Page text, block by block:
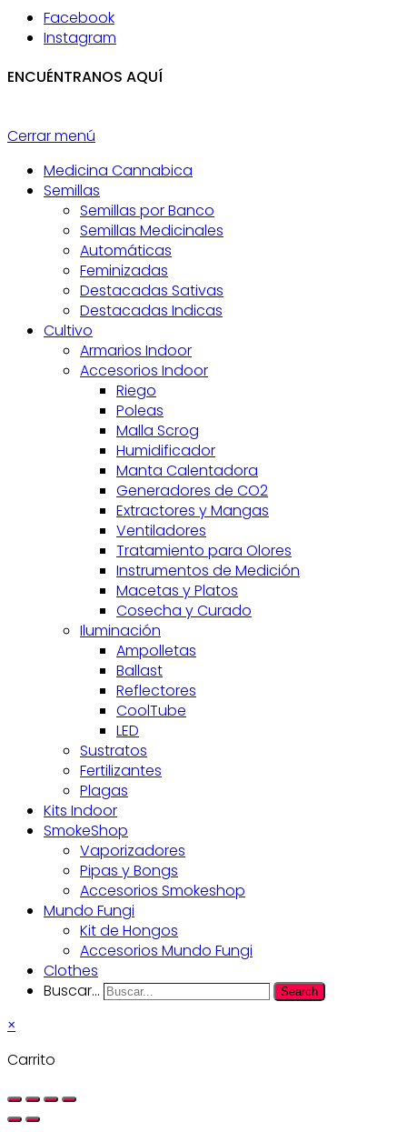
Facebook
Instagram
ENCUÉNTRANOS AQUÍ
Cerrar menú
Medicina Cannabica
Semillas
Semillas por Banco
Semillas Medicinales
Automáticas
Feminizadas
Destacadas Sativas
Destacadas Indicas
Cultivo
Armarios Indoor
Accesorios Indoor
Riego
Poleas
Malla Scrog
Humidificador
Manta Calentadora
Generadores de CO2
Extractores y Mangas
Ventiladores
Tratamiento para Olores
Instrumentos de Medición
Macetas y Platos
Cosecha y Curado
Iluminación
Ampolletas
Ballast
Reflectores
CoolTube
LED
Sustratos
Fertilizantes
Plagas
Kits Indoor
SmokeShop
Vaporizadores
Pipas y Bongs
Accesorios Smokeshop
Mundo Fungi
Kit de Hongos
Accesorios Mundo Fungi
Clothes
Buscar...
Search
×
Carrito